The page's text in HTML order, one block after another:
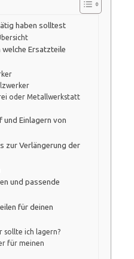
haben solltest
Ersatzteile
oder Metallwerkstatt
und Einlagern von
zur Verlängerung der
und passende
für deinen
sollte ich lagern?
für meinen